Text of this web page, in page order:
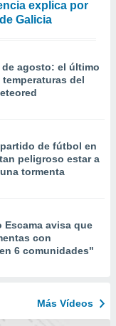
explica por
Galicia
agosto: el último
del
de fútbol en
peligroso estar a
tormenta
Escama avisa que
con
6 comunidades"
Más Vídeos